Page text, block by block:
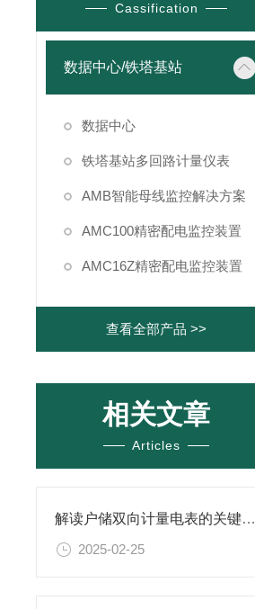
Cassification
数据中心/铁塔基站
数据中心
铁塔基站多回路计量仪表
AMB智能母线监控解决方案
AMC100精密配电监控装置
AMC16Z精密配电监控装置
查看全部产品 >>
相关文章
Articles
解读户储双向计量电表的关键技术参数
2025-02-25